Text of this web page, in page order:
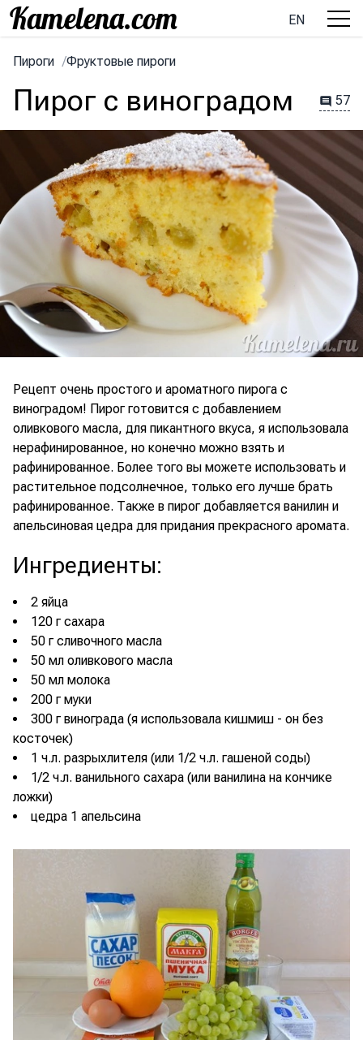
EN
Пироги /Фруктовые пироги
Пирог с виноградом 57
Рецепт очень простого и ароматного пирога с
виноградом! Пирог готовится с добавлением
оливкового масла, для пикантного вкуса, я использовала
нерафинированное, но конечно можно взять и
рафинированное. Более того вы можете использовать и
растительное подсолнечное, только его лучше брать
рафинированное. Также в пирог добавляется ванилин и
апельсиновая цедра для придания прекрасного аромата.
Ингредиенты:
2 яйца
120 г сахара
50 г сливочного масла
50 мл оливкового масла
50 мл молока
200 г муки
300 г винограда (я использовала кишмиш - он без
косточек)
1 ч.л. разрыхлителя (или 1/2 ч.л. гашеной соды)
1/2 ч.л. ванильного сахара (или ванилина на кончике
ложки)
цедра 1 апельсина